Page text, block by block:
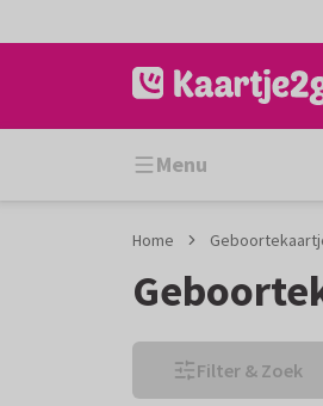
naar
naar
Menu
Home
Filter & Zoek